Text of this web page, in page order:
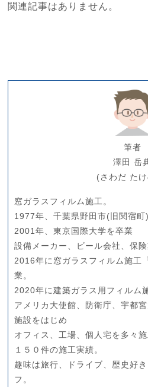
関連記事はありません。
筆者
澤田 岳
(さわだ た
窓ガラスフィルム施工。
1977年、千葉県野田市(旧関宿町)
2001年、東京国際大学を卒業
設備メーカー、ビール会社、保
2016年に窓ガラスフィルム施工
業。
2020年に建築ガラス用フィルム
アメリカ大使館、防衛庁、宇都
施設をはじめ
オフィス、工場、個人宅を多々
１５０件の施工実績。
趣味は旅行、ドライブ、歴史好
フ。